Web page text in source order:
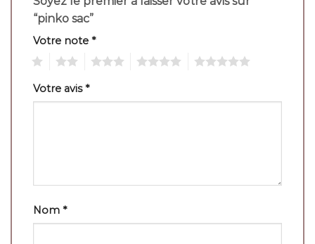
“pinko sac”
Votre note *
Votre avis*
Nom *